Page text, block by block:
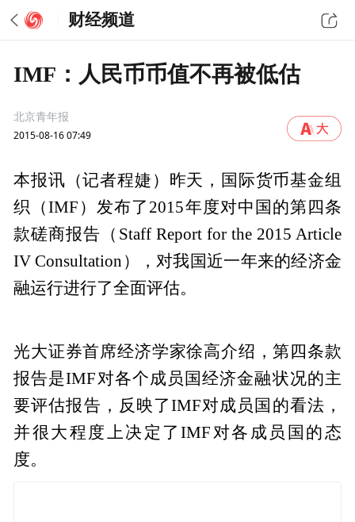
财经频道
IMF：人民币币值不再被低估
北京青年报
2015-08-16 07:49
本报讯（记者程婕）昨天，国际货币基金组
织（IMF）发布了2015年度对中国的第四条
款磋商报告（Staff Report for the 2015 Article
IV Consultation），对我国近一年来的经济金
融运行进行了全面评估。
光大证券首席经济学家徐高介绍，第四条款
报告是IMF对各个成员国经济金融状况的主
要评估报告，反映了IMF对成员国的看法，
并很大程度上决定了IMF对各成员国的态
度。